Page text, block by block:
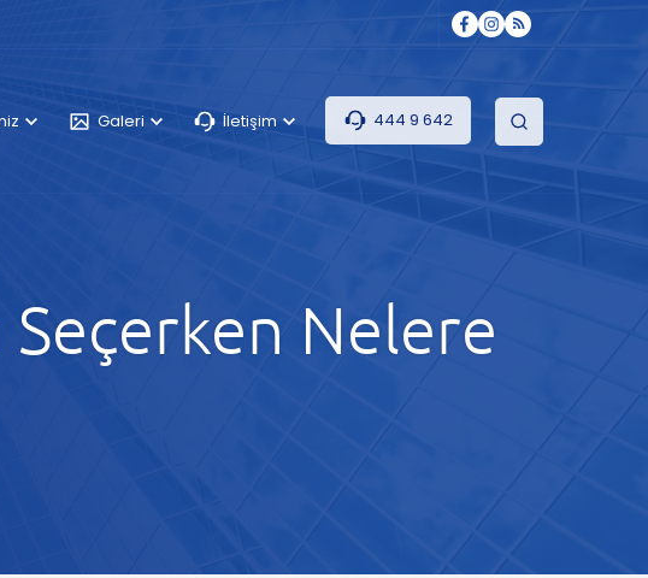
Galeri İletişim 444 9 642
Seçerken Nelere